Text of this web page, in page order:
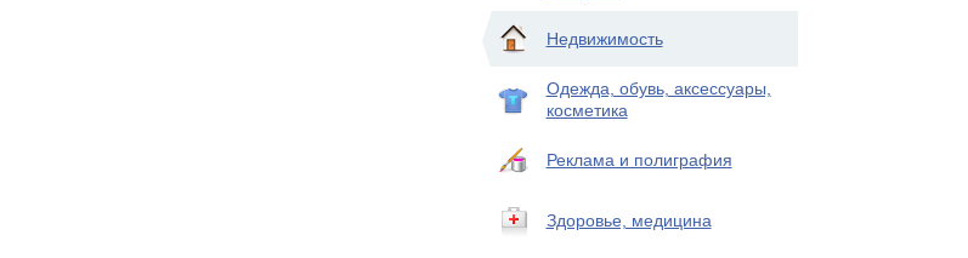
Недвижимость
Одежда, обувь, аксессуары,
косметика
Реклама и полиграфия
Здоровье, медицина